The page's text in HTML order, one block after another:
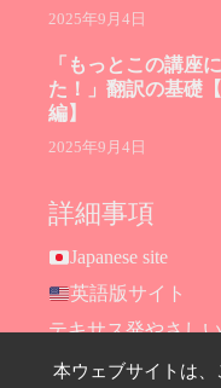
2025年9月4日
「もっとこの講座
た！」翻訳の基礎
編】
2025年9月4日
詳細事項
Japanese site
英語版サイト
テキサス発やさし
Hana Ransom Shop
本ウェブサイトは